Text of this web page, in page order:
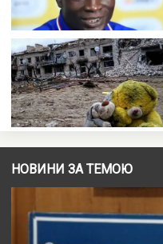
НОВИНИ ЗА ТЕМОЮ